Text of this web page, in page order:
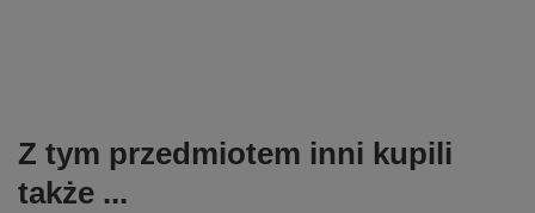
Z tym przedmiotem inni kupili
także ...